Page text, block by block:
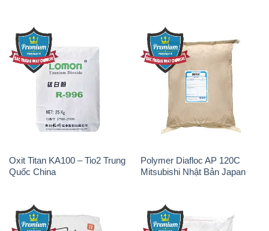
Oxit Titan KA100 – Tio2 Trung
Quốc China
Polymer Diafloc AP 120C
Mitsubishi Nhật Bản Japan